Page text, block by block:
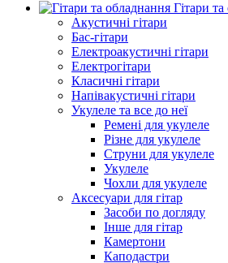
Гітари
Акустичні гітари
Бас-гітари
Електроакустичні гітари
Електрогітари
Класичні гітари
Напівакустичні гітари
Укулеле та все до неї
Ремені для укулеле
Різне для укулеле
Струни для укулеле
Укулеле
Чохли для укулеле
Аксесуари для гітар
Засоби по догляду
Інше для гітар
Камертони
Каподастри